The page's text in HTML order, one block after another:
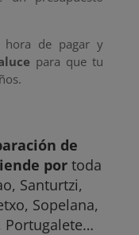
hora de pagar y
para que tu
de
por toda
, Santurtzi,
, Sopelana,
Portugalete…